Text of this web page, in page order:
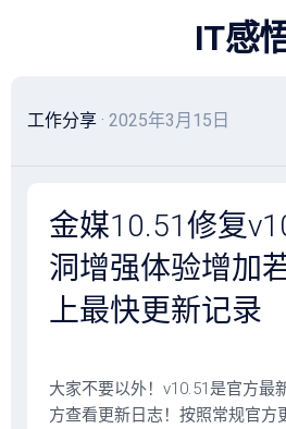
IT感
工作分享 · 2025年3月15日
金媒10.51修复
洞增强体验增加
上最快更新记录
大家不要以外！v10.51是官方最
方查看更新日志！按照常规官方